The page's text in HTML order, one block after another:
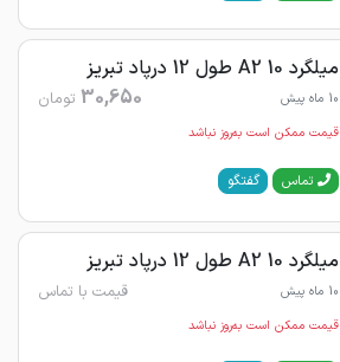
میلگرد 10 A2 طول 12 درپاد تبریز
10 ماه پیش 30,650 تومان
قیمت ممکن است به‌روز نباشد
تماس گفتگو
میلگرد 10 A2 طول 12 درپاد تبریز
10 ماه پیش قیمت با تماس
قیمت ممکن است به‌روز نباشد